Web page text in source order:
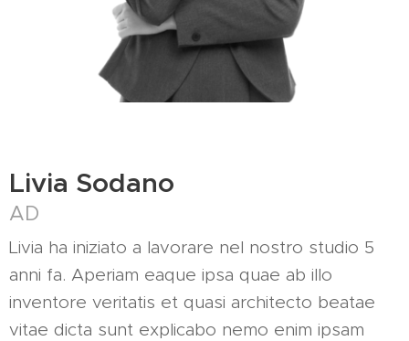
Livia Sodano
AD
Livia ha iniziato a lavorare nel nostro studio 5
anni fa. Aperiam eaque ipsa quae ab illo
inventore veritatis et quasi architecto beatae
vitae dicta sunt explicabo nemo enim ipsam